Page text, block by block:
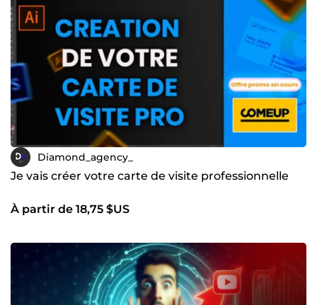
Diamond_agency_
Je vais créer votre carte de visite professionnelle
À partir de 18,75 $US